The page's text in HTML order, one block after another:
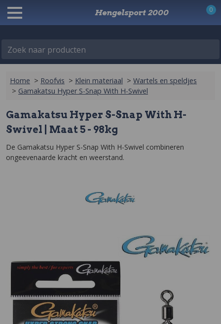
Zoek naar producten
Hengelsport 2000 0
Home > Roofvis > Klein materiaal > Wartels en speldjes
> Gamakatsu Hyper S-Snap With H-Swivel
Gamakatsu Hyper S-Snap With H-
Swivel | Maat 5 - 98kg
De Gamakatsu Hyper S-Snap With H-Swivel combineren
ongeevenaarde kracht en weerstand.